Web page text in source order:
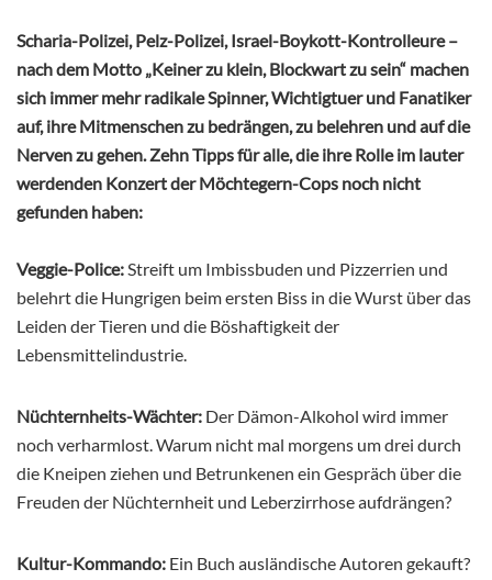
Scharia-Polizei, Pelz-Polizei, Israel-Boykott-Kontrolleure –
nach dem Motto „Keiner zu klein, Blockwart zu sein“ machen
sich immer mehr radikale Spinner, Wichtigtuer und Fanatiker
auf, ihre Mitmenschen zu bedrängen, zu belehren und auf die
Nerven zu gehen. Zehn Tipps für alle, die ihre Rolle im lauter
werdenden Konzert der Möchtegern-Cops noch nicht
gefunden haben:
Veggie-Police:Streift um Imbissbuden und Pizzerrien und
belehrt die Hungrigen beim ersten Biss in die Wurst über das
Leiden der Tieren und die Böshaftigkeit der
Lebensmittelindustrie.
Nüchternheits-Wächter: Der Dämon-Alkohol wird immer
noch verharmlost. Warum nicht mal morgens um drei durch
die Kneipen ziehen und Betrunkenen ein Gespräch über die
Freuden der Nüchternheit und Leberzirrhose aufdrängen?
Kultur-Kommando: Ein Buch ausländische Autoren gekauft?